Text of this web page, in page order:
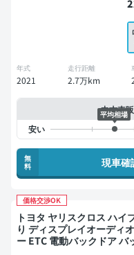
年式
2021
走行距離
2.7万km
中古車
平均相場
無
料
現車確
価格交渉OK
トヨタ ヤリスクロス ハイブリッドZ 禁煙
り ディスプレイオーディ
ー ETC 電動バックドア